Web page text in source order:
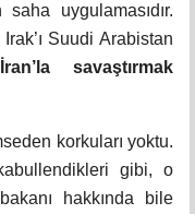
uygulamasıdır.
Suudi Arabistan
savaştırmak
korkuları yoktu.
gibi, o
hakkında bile